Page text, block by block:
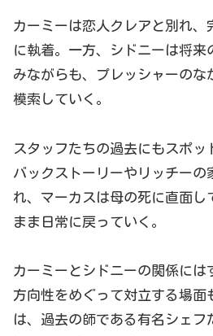
カーミーは恋人クレアと別れ、
に執着。一方、シドニーは将来
みながらも、プレッシャーのな
模索していく。
スタッフたちの過去にもスポッ
バックストーリーやリッチーの
れ、マーカスは母の死に直面し
まま日常に戻っていく。
カーミーとシドニーの関係には
方向性をめぐって対立する場面
は、過去の師である有名シェフ